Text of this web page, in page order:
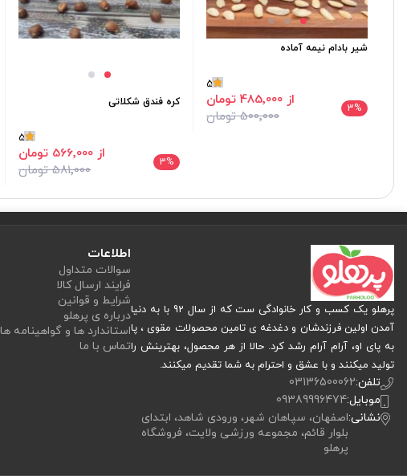
شیر بادام نیمه آماده
5
3% 500٬000 تومان
از 485٬000 تومان کره فندق شکلاتی
5
3% 581٬000 تومان
از 566٬000 تومان
پرهلو یک کسب و کار خانوادگی ست که از سال 92 با به دنیا
آمدن اولین فرزندشان و دغدغه ی تامین محصولات مقوی ، پا
به پای او، آرام آرام رشد کرد. حالا از هر محصول، بهترینش را
تولید میکنند و با عشق و احترام به شما تقدیم میکنند.
تلفن:03136500062
موبایل:09389996474
نشانی:اصفهان، سپاهان شهر، ورودی شاهد، ابتدای
بلوار قائم، مجموعه ورزشی ولایت، فروشگاه
پرهلو
اطلاعات
سوالات متداول
فرایند ارسال کالا
شرایط و قوانین
درباره ی پرهلو
استاندارد ها و گواهینامه ها
تماس با ما